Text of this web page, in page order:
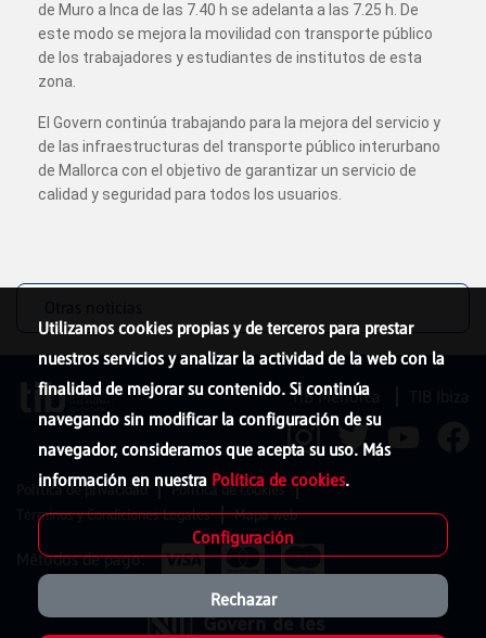
de Muro a Inca de las 7.40 h se adelanta a las 7.25 h. De
este modo se mejora la movilidad con transporte público
de los trabajadores y estudiantes de institutos de esta
zona.
El Govern continúa trabajando para la mejora del servicio y
de las infraestructuras del transporte público interurbano
de Mallorca con el objetivo de garantizar un servicio de
calidad y seguridad para todos los usuarios.
Utilizamos cookies propias y de terceros para prestar
nuestros servicios y analizar la actividad de la web con la
finalidad de mejorar su contenido. Si continúa
navegando sin modificar la configuración de su
navegador, consideramos que acepta su uso. Más
información en nuestra Política de cookies.
Configuración
Rechazar
TIB Menorca
Política de privacidad
Política de cookies
Términos y Condiciones Legales
Mapa web
Métodos de pago: